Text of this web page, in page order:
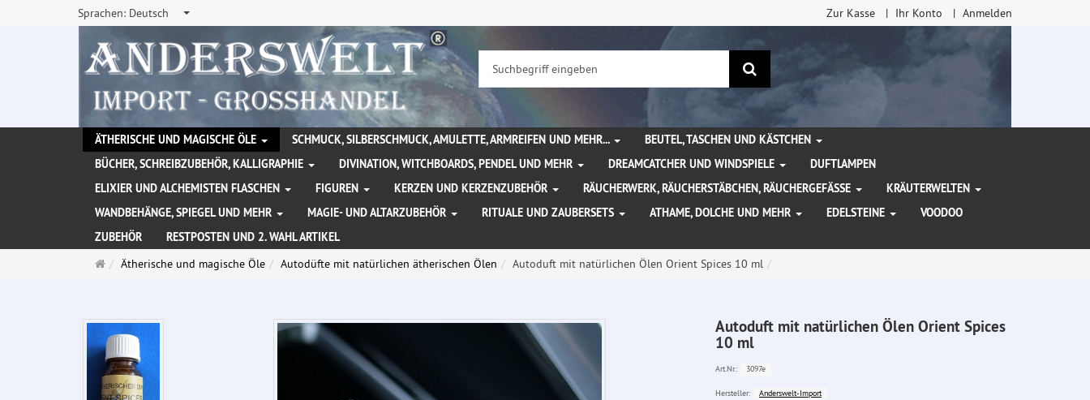
Sprachen: Deutsch Zur Kasse Ihr Konto Anmelden
Suchen
ÄTHERISCHE UND MAGISCHE ÖLE SCHMUCK, SILBERSCHMUCK, AMULETTE, ARMREIFEN UND MEHR...
BEUTEL, TASCHEN UND KÄSTCHEN
BÜCHER, SCHREIBZUBEHÖR, KALLIGRAPHIE
DIVINATION, WITCHBOARDS, PENDEL UND MEHR DREAMCATCHER UND WINDSPIELE
DUFTLAMPEN
ELIXIER UND ALCHEMISTEN FLASCHEN
FIGUREN KERZEN UND KERZENZUBEHÖR RÄUCHERWERK, RÄUCHERSTÄBCHEN, RÄUCHERGEFÄSSE
KRÄUTERWELTEN
WANDBEHÄNGE, SPIEGEL UND MEHR
MAGIE- UND ALTARZUBEHÖR RITUALE UND ZAUBERSETS ATHAME, DOLCHE UND MEHR EDELSTEINE
VOODOO
ZUBEHÖR
RESTPOSTEN UND 2. WAHL ARTIKEL
Startseite
Ätherische und magische Öle Autodüfte mit natürlichen ätherischen Ölen Autoduft mit natürlichen Ölen Orient Spices 10 ml
Autoduft mit natürlichen Ölen Orient Spices
10 ml
Art.Nr.: 3097e
Hersteller:
Anderswelt-Import